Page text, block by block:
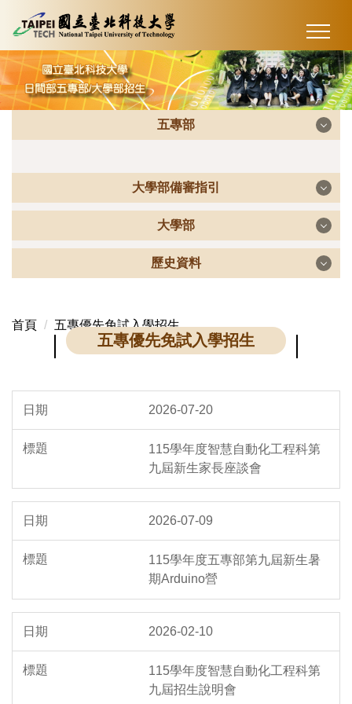
到
主
要
內
容
五專部
五專部
五專優先免試入學招生
大學部備審指引
大學部備審指引
甄選入學
技優甄審
大學部
大學部
高中生申請入學
四技聯合登記分發
四技技優甄審
運動績優
歷史資料
首頁 五專優先免試入學招生
五專優先免試入學招生
2026-07-20
115學年度智慧自動化工程科第
九屆新生家長座談會
2026-07-09
115學年度五專部第九屆新生暑
期Arduino營
2026-02-10
115學年度智慧自動化工程科第
九屆招生說明會